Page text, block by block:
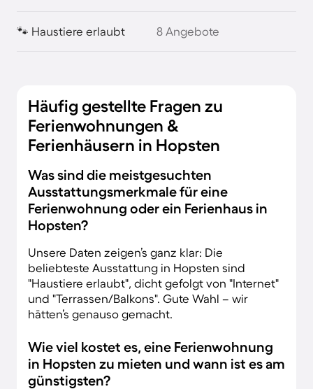
🐾 Haustiere erlaubt 8 Angebote
Häufig gestellte Fragen zu
Ferienwohnungen &
Ferienhäusern in Hopsten
Was sind die meistgesuchten
Ausstattungsmerkmale für eine
Ferienwohnung oder ein Ferienhaus in
Hopsten?
Unsere Daten zeigen’s ganz klar: Die
beliebteste Ausstattung in Hopsten sind
"Haustiere erlaubt", dicht gefolgt von "Internet"
und "Terrassen/Balkons". Gute Wahl – wir
hätten’s genauso gemacht.
Wie viel kostet es, eine Ferienwohnung
in Hopsten zu mieten und wann ist es am
günstigsten?